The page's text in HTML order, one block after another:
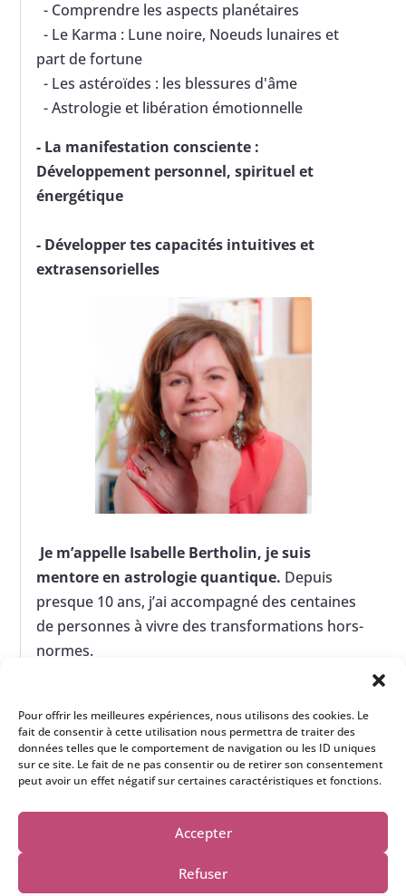
Pour offrir les meilleures expériences, nous utilisons des cookies. Le
fait de consentir à cette utilisation nous permettra de traiter des
données telles que le comportement de navigation ou les ID uniques
sur ce site. Le fait de ne pas consentir ou de retirer son consentement
peut avoir un effet négatif sur certaines caractéristiques et fonctions.
Accepter
Refuser
- Comprendre les aspects planétaires
- Le Karma : Lune noire, Noeuds lunaires et
part de fortune
- Les astéroïdes : les blessures d'âme
- Astrologie et libération émotionnelle
- La manifestation consciente :
Développement personnel, spirituel et
énergétique
- Développer tes capacités intuitives et
extrasensorielles
Je m’appelle Isabelle Bertholin, je suis
mentore en astrologie quantique. Depuis
presque 10 ans, j’ai accompagné des centaines
de personnes à vivre des transformations hors-
normes.